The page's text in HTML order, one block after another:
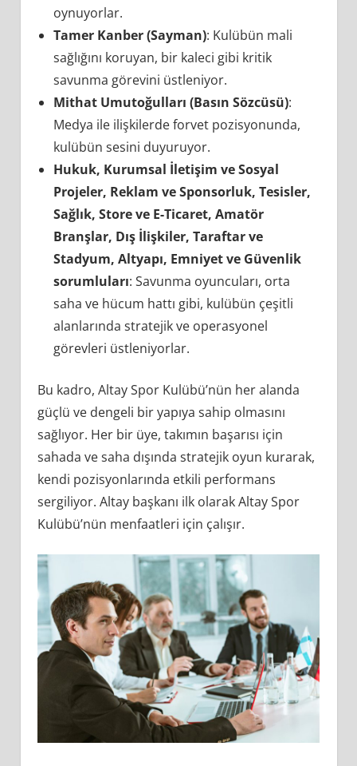
oynuyorlar.
Tamer Kanber (Sayman): Kulübün mali
sağlığını koruyan, bir kaleci gibi kritik
savunma görevini üstleniyor.
Mithat Umutoğulları (Basın Sözcüsü):
Medya ile ilişkilerde forvet pozisyonunda,
kulübün sesini duyuruyor.
Hukuk, Kurumsal İletişim ve Sosyal
Projeler, Reklam ve Sponsorluk, Tesisler,
Sağlık, Store ve E-Ticaret, Amatör
Branşlar, Dış İlişkiler, Taraftar ve
Stadyum, Altyapı, Emniyet ve Güvenlik
sorumluları: Savunma oyuncuları, orta
saha ve hücum hattı gibi, kulübün çeşitli
alanlarında stratejik ve operasyonel
görevleri üstleniyorlar.
Bu kadro, Altay Spor Kulübü’nün her alanda
güçlü ve dengeli bir yapıya sahip olmasını
sağlıyor. Her bir üye, takımın başarısı için
sahada ve saha dışında stratejik oyun kurarak,
kendi pozisyonlarında etkili performans
sergiliyor. Altay başkanı ilk olarak Altay Spor
Kulübü’nün menfaatleri için çalışır.